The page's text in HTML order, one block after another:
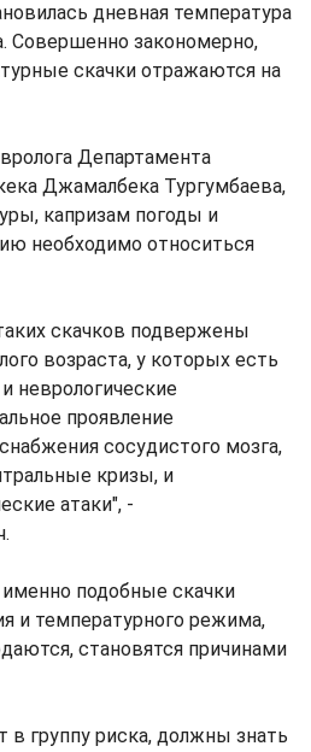
дневная температура
Совершенно закономерно,
скачки отражаются на
Департамента
Джамалбека Тургумбаева,
капризам погоды и
необходимо относиться
скачков подвержены
возраста, у которых есть
неврологические
проявление
сосудистого мозга,
кризы, и
атаки", -
подобные скачки
и температурного режима,
становятся причинами
группу риска, должны знать